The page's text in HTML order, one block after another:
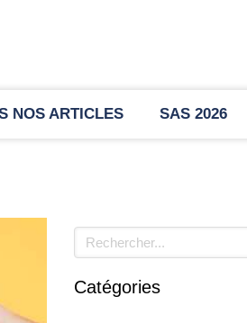
NOS ARTICLES SAS 2026
Rechercher
Catégories